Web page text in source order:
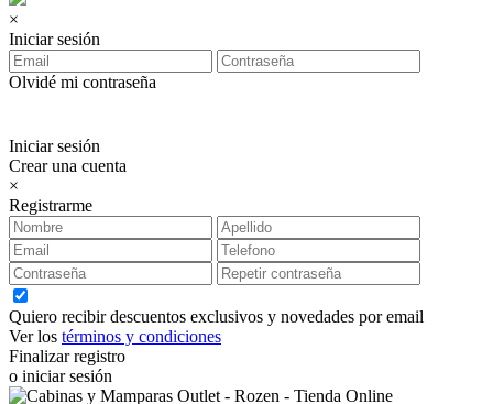
×
Iniciar sesión
Olvidé mi contraseña
Iniciar sesión
Crear una cuenta
×
Registrarme
Quiero recibir descuentos exclusivos y novedades por email
Ver los términos y condiciones
Finalizar registro
o iniciar sesión